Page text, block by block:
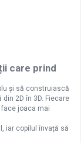
care prind
și să construiască
2D în 3D. Fiecare
joaca mai
iar copilul învață să